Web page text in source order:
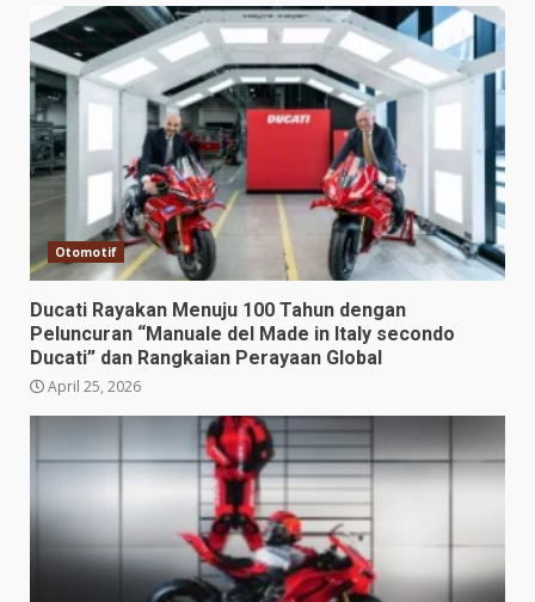
Otomotif
Ducati Rayakan Menuju 100 Tahun dengan
Peluncuran “Manuale del Made in Italy secondo
Ducati” dan Rangkaian Perayaan Global
April 25, 2026